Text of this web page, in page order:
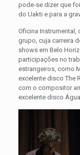
pode-se dizer que
do Uakti e para a
Oficina Instrumental,
grupo, cuja carreira
shows em Belo
participações no
estrangeiros, como
excelente disco The
com o compositor
excelente disco